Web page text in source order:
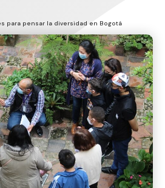
para pensar la diversidad en Bogotá